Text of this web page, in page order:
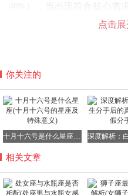
向及时行动。每日清晨进行
突破被动等待模式的关键在
个兴趣社团。当遇到心动对
开对话，避免因过度思考错
随时捕捉灵感火花。
终极启示
状态，而是动态的调整艺术
点击
你关注的
十月十六号是什么星座(十月十六号的星座及特殊意义)
相关文章